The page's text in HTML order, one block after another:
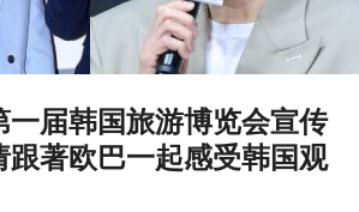
一届韩国旅游博览会宣传
跟著欧巴一起感受韩国观